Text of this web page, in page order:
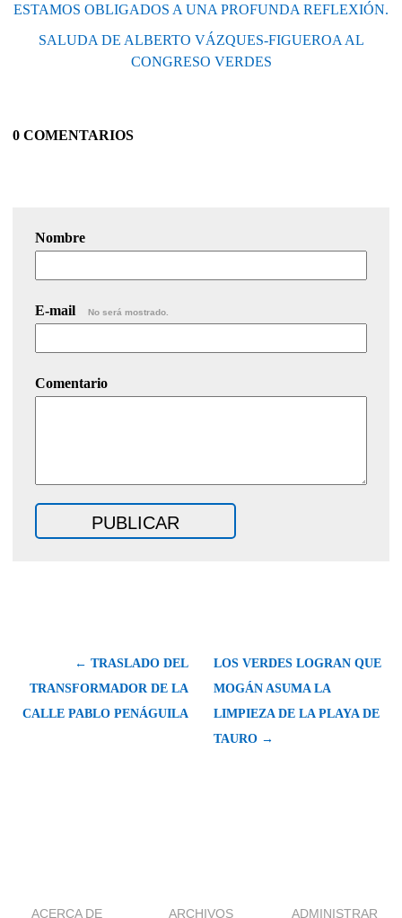
ESTAMOS OBLIGADOS A UNA PROFUNDA REFLEXIÓN.
SALUDA DE ALBERTO VÁZQUES-FIGUEROA AL
CONGRESO VERDES
0 COMENTARIOS
Nombre
E-mail No será mostrado.
Comentario
← TRASLADO DEL
TRANSFORMADOR DE LA
CALLE PABLO PENÁGUILA
LOS VERDES LOGRAN QUE
MOGÁN ASUMA LA
LIMPIEZA DE LA PLAYA DE
TAURO →
ACERCA DE ARCHIVOS ADMINISTRAR